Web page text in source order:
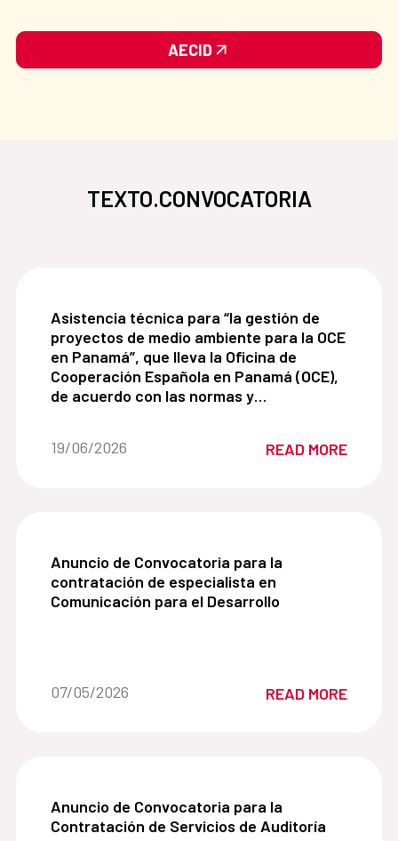
AECID
TEXTO.CONVOCATORIA
Asistencia técnica para “la gestión de proyectos
Asistencia técnica para “la gestión de
proyectos de medio ambiente para la OCE
en Panamá”, que lleva la Oficina de
Cooperación Española en Panamá (OCE),
de acuerdo con las normas y
Desarrollo (AECID).
Date of the news::
19/06/2026 READ MORE
Anuncio de Convocatoria para la contratación
Anuncio de Convocatoria para la
contratación de especialista en
Comunicación para el Desarrollo
Date of the news::
07/05/2026 READ MORE
Anuncio de Convocatoria para la Contratación
Anuncio de Convocatoria para la
Contratación de Servicios de Auditoría